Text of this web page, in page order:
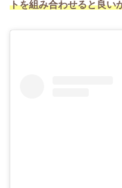
トを組み合わせると良い